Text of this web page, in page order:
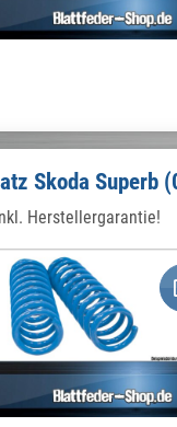
Skoda Superb
Herstellergarantie!